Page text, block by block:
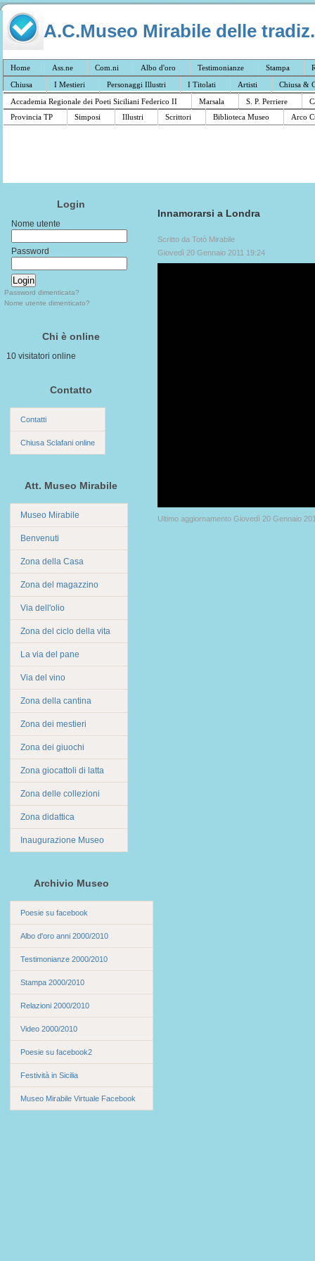
A.C.Museo Mirabile delle
Home Ass.ne Com.ni Albo d'oro Testimonianze Stampa
Chiusa
I Mestieri Personaggi Illustri I Titolati Artisti
Chiusa &
Accademia Regionale dei Poeti Siciliani Federico II
Marsala S. P. Perriere
Provincia TP
Simposi Illustri Scrittori Biblioteca Museo Arco
Login
Nome utente
Password
Password dimenticata?
Nome utente dimenticato?
Chi è online
10 visitatori online
Contatto
Contatti
Chiusa Sclafani online
Att. Museo Mirabile
Museo Mirabile
Benvenuti
Zona della Casa
Zona del magazzino
Via dell'olio
Zona del ciclo della vita
La via del pane
Via del vino
Zona della cantina
Zona dei mestieri
Zona dei giuochi
Zona giocattoli di latta
Zona delle collezioni
Zona didattica
Inaugurazione Museo
Archivio Museo
Poesie su facebook
Albo d'oro anni 2000/2010
Testimonianze 2000/2010
Stampa 2000/2010
Relazioni 2000/2010
Video 2000/2010
Poesie su facebook2
Festività in Sicilia
Museo Mirabile Virtuale Facebook
Innamorarsi a Londra
Scritto da Totò Mirabile
Giovedì 20 Gennaio 2011 19:24
Ultimo aggiornamento Giovedì 20 Gennaio